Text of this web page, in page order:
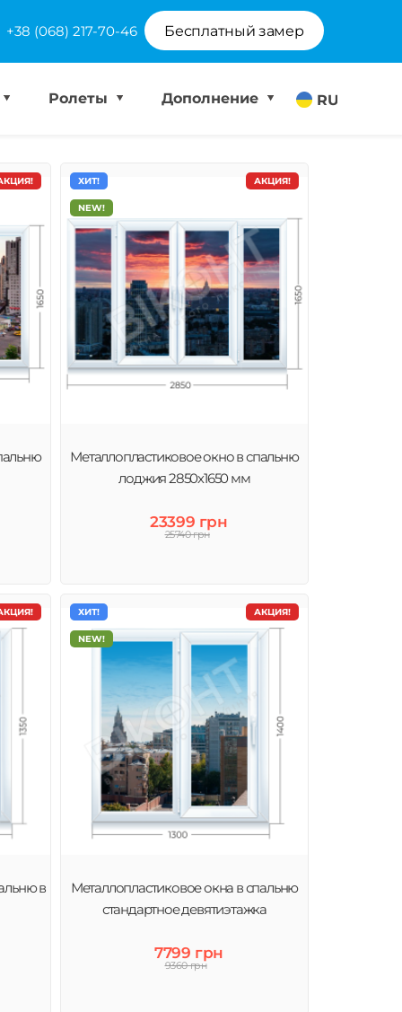
+38 (068) 217-70-46 Бесплатный замер
RU
Ролеты Дополнение
АКЦИЯ!
ХИТ!
NEW!
Металлопластиковое окно в спальню
лоджия 2850х1650 мм
23399 грн
25740 грн
в
АКЦИЯ!
ХИТ!
NEW!
Металлопластиковое окна в спальню
стандартное девятиэтажка
7799 грн
9360 грн